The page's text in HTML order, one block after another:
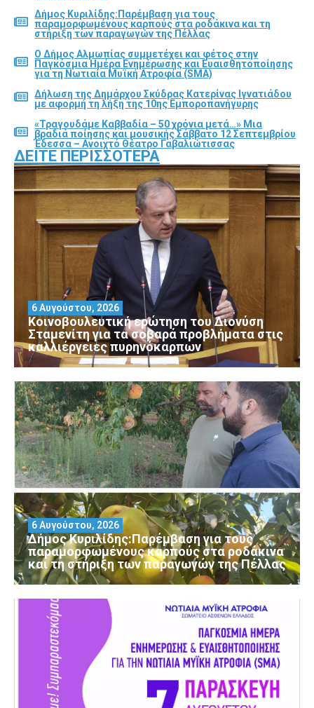
Δήμος Κυριλίδης:Παρέμβαση για τους
παραμορφωμένους καρπούς στα ροδάκινα και τη
στήριξη των παραγωγών της Πέλλας
Ο Δήμος Αλμωπίας συμμετέχει και φέτος στην
Παγκόσμια Ημέρα Ενημέρωσης και Ευαισθητοποίησης
για τη Νωτιαία Μυϊκή Ατροφία (SMA)
Δήλωση της Δημάρχου Σκύδρας Κατερίνας Ιγνατιάδου
με αφορμή τη λήξη της 10ης Εμποροπανήγυρης
«Τραγουδάμε Καββαδία – 50 χρόνια μετά…» Μια
βραδιά ποίησης και μουσικής Σάββατο 12 Σεπτεμβρίου
Έδεσσα – Ανοιχτό Θέατρο Γαβαλιώτισσας
ΔΕΊΤΕ ΠΕΡΙΣΣΌΤΕΡΑ
Κοινοβουλευτική ερώτηση του Διονύση
Σταμενίτη για τα σοβαρά προβλήματα στις
καλλιέργειες πυρηνόκαρπων
6 Αυγούστου, 2026
Δήμος Κυριλίδης:Παρέμβαση για τους
παραμορφωμένους καρπούς στα ροδάκινα
και τη στήριξη των παραγωγών της Πέλλας
6 Αυγούστου, 2026